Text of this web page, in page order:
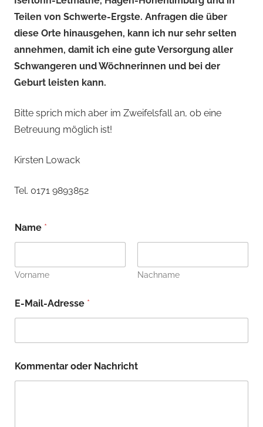
Teilen von Schwerte-Ergste. Anfragen die über
diese Orte hinausgehen, kann ich nur sehr selten
annehmen, damit ich eine gute Versorgung aller
Schwangeren und Wöchnerinnen und bei der
Geburt leisten kann.
Bitte sprich mich aber im Zweifelsfall an, ob eine
Betreuung möglich ist!
Kirsten Lowack
Tel. 0171 9893852
Name *
Vorname Nachname
E-Mail-Adresse *
Kommentar oder Nachricht